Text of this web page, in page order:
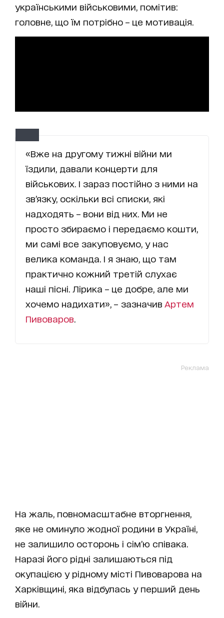
українськими військовими, помітив:
головне, що їм потрібно – це мотивація.
«Вже на другому тижні війни ми
їздили, давали концерти для
військових. І зараз постійно з ними на
зв’язку, оскільки всі списки, які
надходять – вони від них. Ми не
просто збираємо і передаємо кошти,
ми самі все закуповуємо, у нас
велика команда. І я знаю, що там
практично кожний третій слухає
наші пісні. Лірика – це добре, але ми
хочемо надихати», – зазначив Артем
Пивоваров
Реклама
На жаль, повномасштабне вторгнення,
яке не оминуло жодної родини в Україні,
не залишило осторонь і сім’ю співака.
Наразі його рідні залишаються під
окупацією у рідному місті Пивоварова на
Харківщині, яка відбулась у перший день
війни.